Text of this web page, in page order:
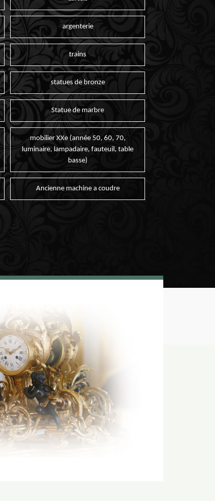
argenterie
trains
statues de bronze
Statue de marbre
mobilier XXe (année 50, 60, 70,
luminaire, lampadaire, fauteuil, table
basse)
Ancienne machine a coudre